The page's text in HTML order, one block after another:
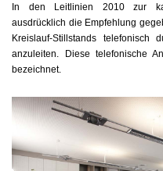
In den Leitlinien 2010 zur
ausdrücklich die Empfehlung
Kreislauf-Stillstands telefonisch
anzuleiten. Diese telefonische
bezeichnet.